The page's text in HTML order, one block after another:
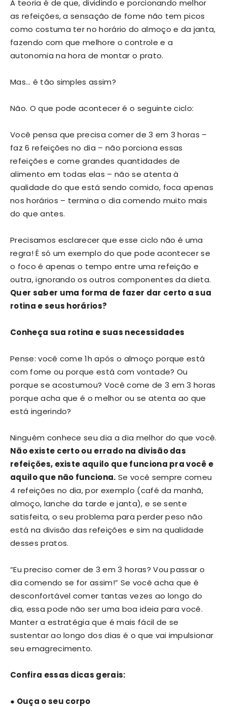
A teoria é de que, dividindo e porcionando melhor
as refeições, a sensação de fome não tem picos
como costuma ter no horário do almoço e da janta,
fazendo com que melhore o controle e a
autonomia na hora de montar o prato.
Mas… é tão simples assim?
Não. O que pode acontecer é o seguinte ciclo:
Você pensa que precisa comer de 3 em 3 horas –
faz 6 refeições no dia – não porciona essas
refeições e come grandes quantidades de
alimento em todas elas – não se atenta à
qualidade do que está sendo comido, foca apenas
nos horários – termina o dia comendo muito mais
do que antes.
Precisamos esclarecer que esse ciclo não é uma
regra! É só um exemplo do que pode acontecer se
o foco é apenas o tempo entre uma refeição e
outra, ignorando os outros componentes da dieta.
Quer saber uma forma de fazer dar certo a sua
rotina e seus horários?
Conheça sua rotina e suas necessidades
Pense: você come 1h após o almoço porque está
com fome ou porque está com vontade? Ou
porque se acostumou? Você come de 3 em 3 horas
porque acha que é o melhor ou se atenta ao que
está ingerindo?
Ninguém conhece seu dia a dia melhor do que você.
Não existe certo ou errado na divisão das
refeições, existe aquilo que funciona pra você e
aquilo que não funciona. Se você sempre comeu
4 refeições no dia, por exemplo (café da manhã,
almoço, lanche da tarde e janta), e se sente
satisfeita, o seu problema para perder peso não
está na divisão das refeições e sim na qualidade
desses pratos.
“Eu preciso comer de 3 em 3 horas? Vou passar o
dia comendo se for assim!” Se você acha que é
desconfortável comer tantas vezes ao longo do
dia, essa pode não ser uma boa ideia para você.
Manter a estratégia que é mais fácil de se
sustentar ao longo dos dias é o que vai impulsionar
seu emagrecimento.
Confira essas dicas gerais:
● Ouça o seu corpo